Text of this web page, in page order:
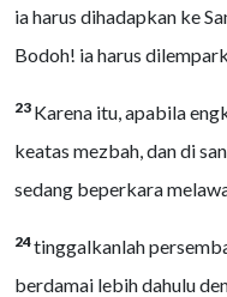
ia harus dihadapkan ke
Bodoh! ia harus
23 Karena itu, apabila
keatas mezbah, dan di
sedang beperkara
24tinggalkanlah
berdamai lebih dahulu